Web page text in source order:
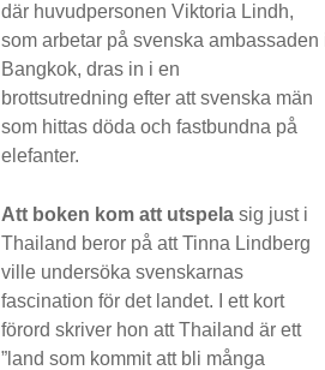
där huvudpersonen Viktoria Lindh,
som arbetar på svenska ambassaden
Bangkok, dras in i en
brottsutredning efter att svenska män
som hittas döda och fastbundna på
elefanter.
Att boken kom att utspela sig just i
Thailand beror på att Tinna Lindberg
ville undersöka svenskarnas
fascination för det landet. I ett kort
förord skriver hon att Thailand är ett
”land som kommit att bli många